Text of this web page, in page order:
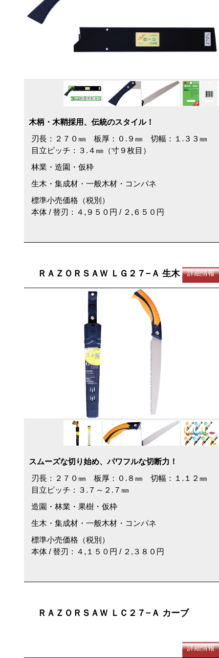
木柄・木鞘採用、伝統のスタイル！
刃長：２７０㎜ 板厚：０.９㎜ 切幅：１.３３㎜
目立ピッチ：３.４㎜（寸９枚目）
林業・造園・仮枠
生木・集成材・一般木材・コンパネ
標準小売価格（税別）
本体 / 替刃：４,９５０円 / ２,６５０円
ＲＡＺＯＲＳＡＷ ＬＧ２７−Ａ 生木 詳細情報
スムーズな切り始め、パワフルな切断力！
刃長：２７０㎜ 板厚：０.８㎜ 切幅：１.１２㎜
目立ピッチ：３.７～２.７㎜
造園・林業・果樹・仮枠
生木・集成材・一般木材・コンパネ
標準小売価格（税別）
本体 / 替刃：４,１５０円 / ２,３８０円
ＲＡＺＯＲＳＡＷ ＬＣ２７−Ａ カーブ
詳細情報